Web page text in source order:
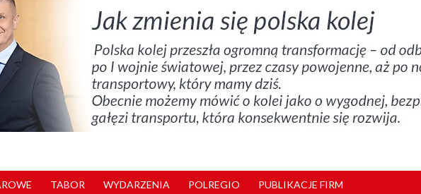
TABOR WYDARZENIA POLREGIO PUBLIKACJE FIRM